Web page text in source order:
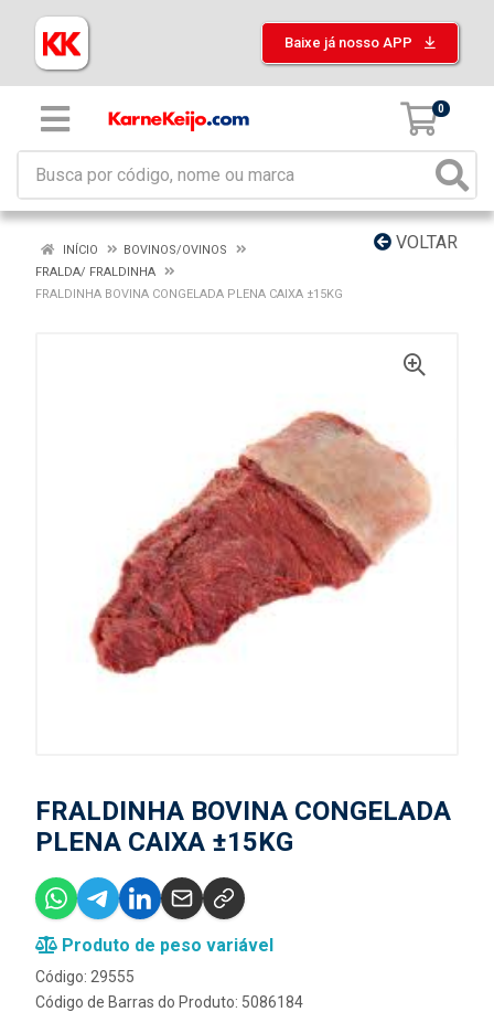
Baixe já nosso APP
0
VOLTAR
INÍCIO
BOVINOS/OVINOS
FRALDA/ FRALDINHA
FRALDINHA BOVINA CONGELADA PLENA CAIXA ±15KG
FRALDINHA BOVINA CONGELADA
PLENA CAIXA ±15KG
Produto de peso variável
Código: 29555
Código de Barras do Produto: 5086184